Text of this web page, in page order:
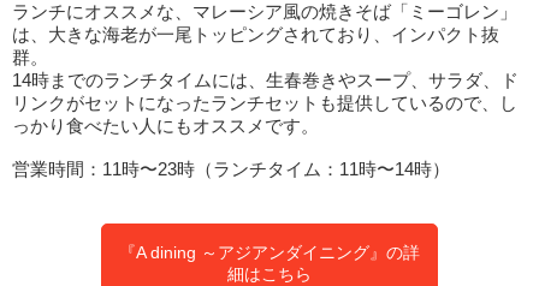
ランチにオススメな、マレーシア風の焼きそば「ミーゴレン」
は、大きな海老が一尾トッピングされており、インパクト抜
群。
14時までのランチタイムには、生春巻きやスープ、サラダ、ド
リンクがセットになったランチセットも提供しているので、し
っかり食べたい人にもオススメです。
営業時間：11時〜23時（ランチタイム：11時〜14時）
『A dining ～アジアンダイニング』の詳
細はこちら